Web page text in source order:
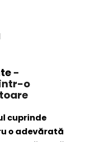
-
o
cuprinde
o adevărată